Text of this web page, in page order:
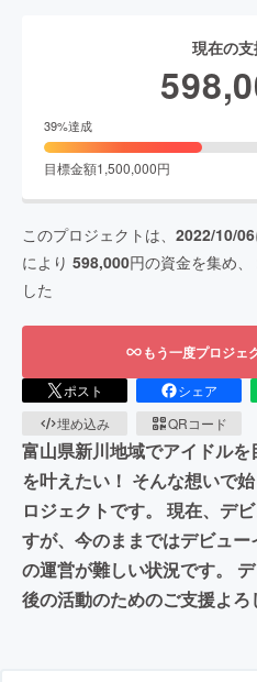
現在の
39%達成
目標金額1,500,000円
このプロジェクトは、 2022/10/06
により 598,000円の資金を集め、
した
もう一度プロジェ
ポスト シェア
埋め込み
QRコード
富山県新川地域でアイドル
を叶えたい！ そんな想いで
ロジェクトです。 現在、デ
すが、今のままではデビュ
の運営が難しい状況です。
後の活動のためのご支援よろ